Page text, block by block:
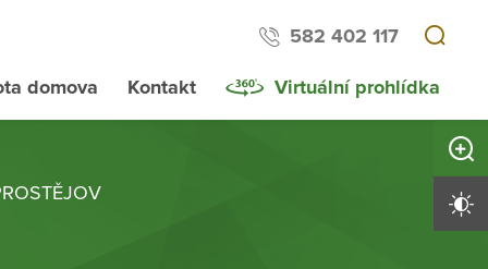
582 402 117
domova Kontakt Virtuální prohlídka